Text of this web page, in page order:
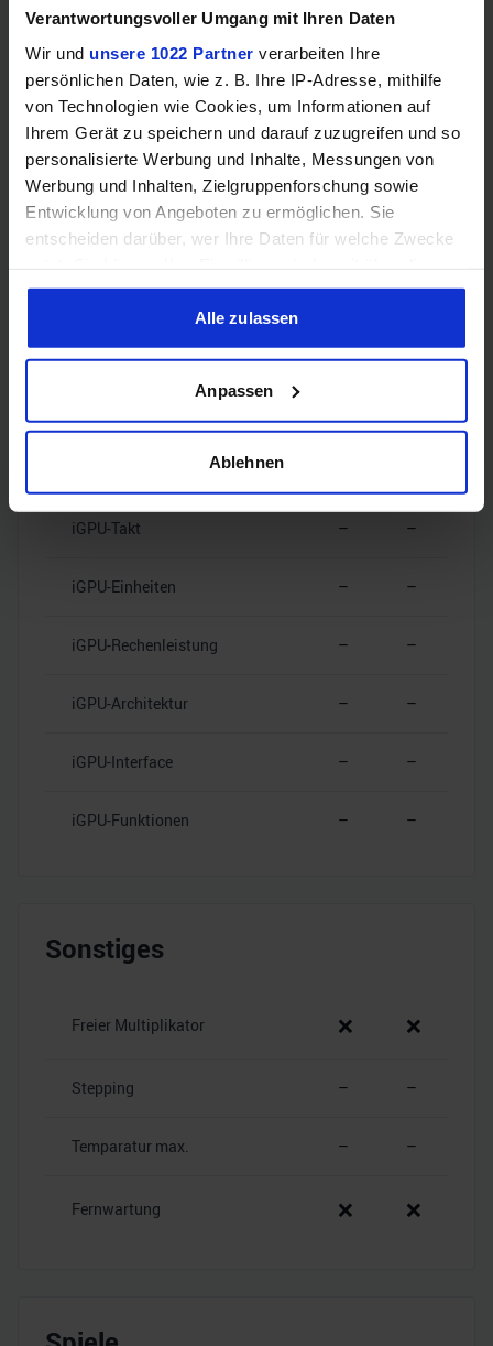
Verantwortungsvoller Umgang mit Ihren Daten
Wir und unsere 1022 Partner verarbeiten Ihre
persönlichen Daten, wie z. B. Ihre IP-Adresse, mithilfe
von Technologien wie Cookies, um Informationen auf
Ihrem Gerät zu speichern und darauf zuzugreifen und so
personalisierte Werbung und Inhalte, Messungen von
Werbung und Inhalten, Zielgruppenforschung sowie
Entwicklung von Angeboten zu ermöglichen. Sie
entscheiden darüber, wer Ihre Daten für welche Zwecke
Cookie-Erklärung oder durch Klicken auf das Privacy
Trigger Symbol ändern oder widerrufen
Informationen über Ihre geografische Lage erfassen,
welche bis auf einige Meter genau sein können
Ihr Gerät durch aktives Scannen nach bestimmten
Erfahren Sie mehr darüber, wie Ihre persönlichen Daten
verarbeitet werden, und legen Sie Ihre Präferenzen im
personalisieren, Funktionen für soziale Medien anbieten
analysieren. Außerdem geben wir Informationen zu Ihrer
haben oder die sie im Rahmen Ihrer Nutzung der Dienste
Alle zulassen
Anpassen
Ablehnen
Speichertyp –
Speicherkanäle – –
RAM-Geschwindigkeit – –
ECC-Unterstützung ❌ ❌
iGPU-Takt – –
iGPU-Einheiten – –
iGPU-Rechenleistung – –
iGPU-Architektur – –
iGPU-Interface – –
iGPU-Funktionen – –
Sonstiges
Freier Multiplikator ❌ ❌
Stepping – –
Temparatur max. – –
Fernwartung ❌ ❌